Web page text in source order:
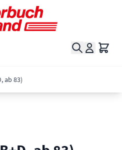
Suche
ab 83)